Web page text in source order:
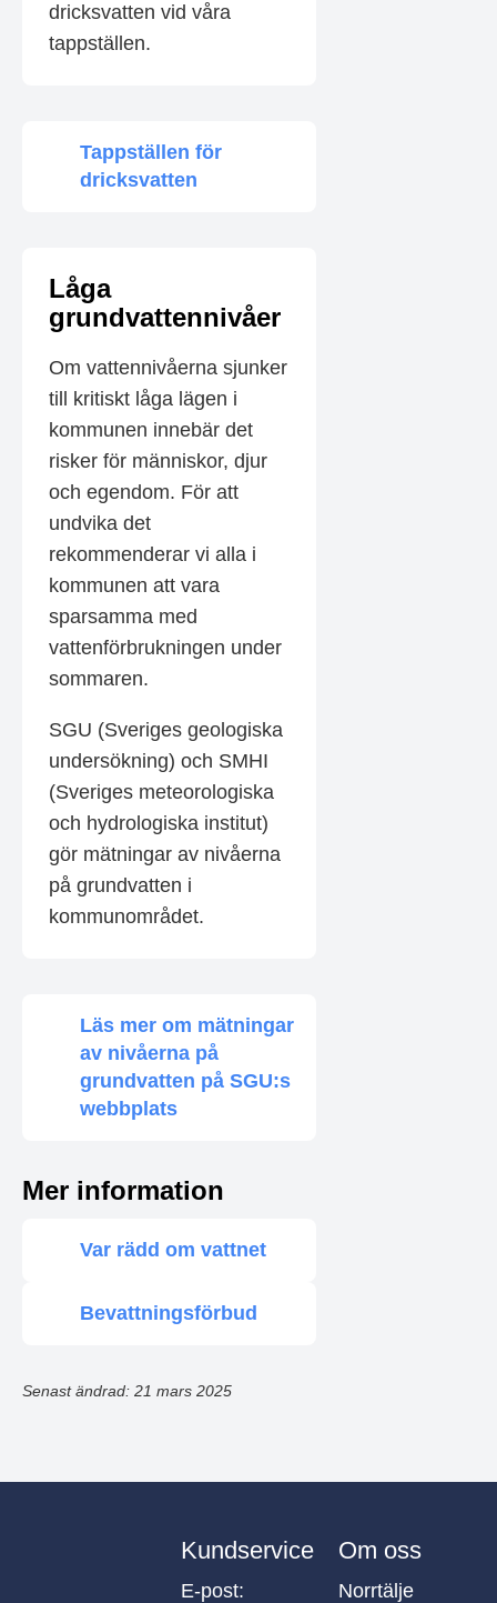
dricksvatten vid våra
tappställen.
Tappställen för
dricksvatten
Låga
grundvattennivåer
Om vattennivåerna sjunker
till kritiskt låga lägen i
kommunen innebär det
risker för människor, djur
och egendom. För att
undvika det
rekommenderar vi alla i
kommunen att vara
sparsamma med
vattenförbrukningen under
sommaren.
SGU (Sveriges geologiska
undersökning) och SMHI
(Sveriges meteorologiska
och hydrologiska institut)
gör mätningar av nivåerna
på grundvatten i
kommunområdet.
Läs mer om mätningar
av nivåerna på
grundvatten på SGU:s
webbplats
Mer information
Var rädd om vattnet
Bevattningsförbud
Senast ändrad: 21 mars 2025
Kundservice
E-post:
Om oss
Norrtälje